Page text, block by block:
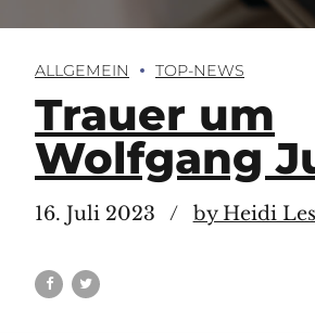
ALLGEMEIN TOP-NEWS
Trauer um
Wolfgang
16. Juli 2023 by Heidi